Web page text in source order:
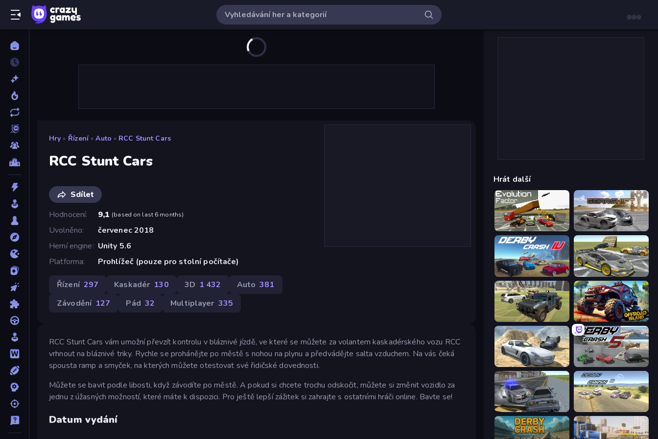
Hry » Řízení » Auto » RCC Stunt Cars
RCC Stunt Cars
Sdílet
Hodnocení
9,1 (based on last 6 months)
Uvolněno
červenec 2018
Herní engine
Unity 5.6
Platforma
Prohlížeč (pouze pro stolní počítače)
Řízení 297 Kaskadér 130 3D 1 432 Auto 381
Závodění 127 Pád 32 Multiplayer 335
RCC Stunt Cars vám umožní převzít kontrolu v bláznivé jízdě, ve které se můžete za volantem kaskadérského vozu RCC
vrhnout na bláznivé triky. Rychle se prohánějte po městě s nohou na plynu a předvádějte salta vzduchem. Na vás čeká
spousta ramp a smyček, na kterých můžete otestovat své řidičské dovednosti.
Můžete se bavit podle libosti, když závodíte po městě. A pokud si chcete trochu odskočit, můžete si změnit vozidlo za
jednu z úžasných možností, které máte k dispozici. Pro ještě lepší zážitek si zahrajte s ostatními hráči online. Bavte se!
Datum vydání
Hrát další
Evolution Factor Gearshift One
Derby Crash 4 Wrong Way
4x4 Offroader Offroad Island
Derby Crash 2 Derby Crash 5
RCC City Racing Derby Crash 3